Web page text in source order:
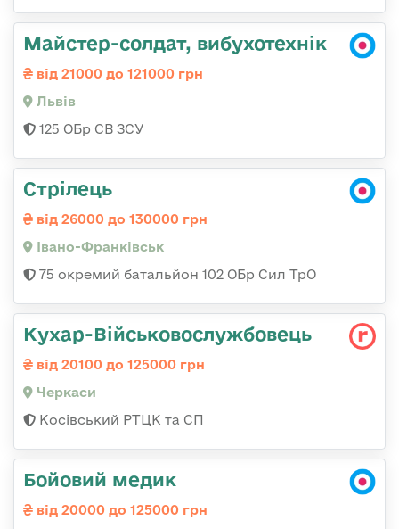
Майстер-солдат, вибухотехнік
від 21000 до 121000 грн
Львів
125 ОБр СВ ЗСУ
Стрілець
від 26000 до 130000 грн
Івано-Франківськ
75 окремий батальйон 102 ОБр Сил ТрО
Кухар-Військовослужбовець
від 20100 до 125000 грн
Черкаси
Косівський РТЦК та СП
Бойовий медик
від 20000 до 125000 грн